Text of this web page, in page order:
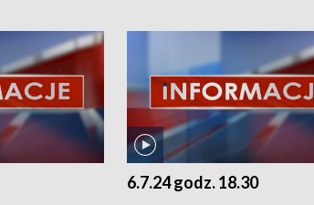
6.7.24 godz. 18.30